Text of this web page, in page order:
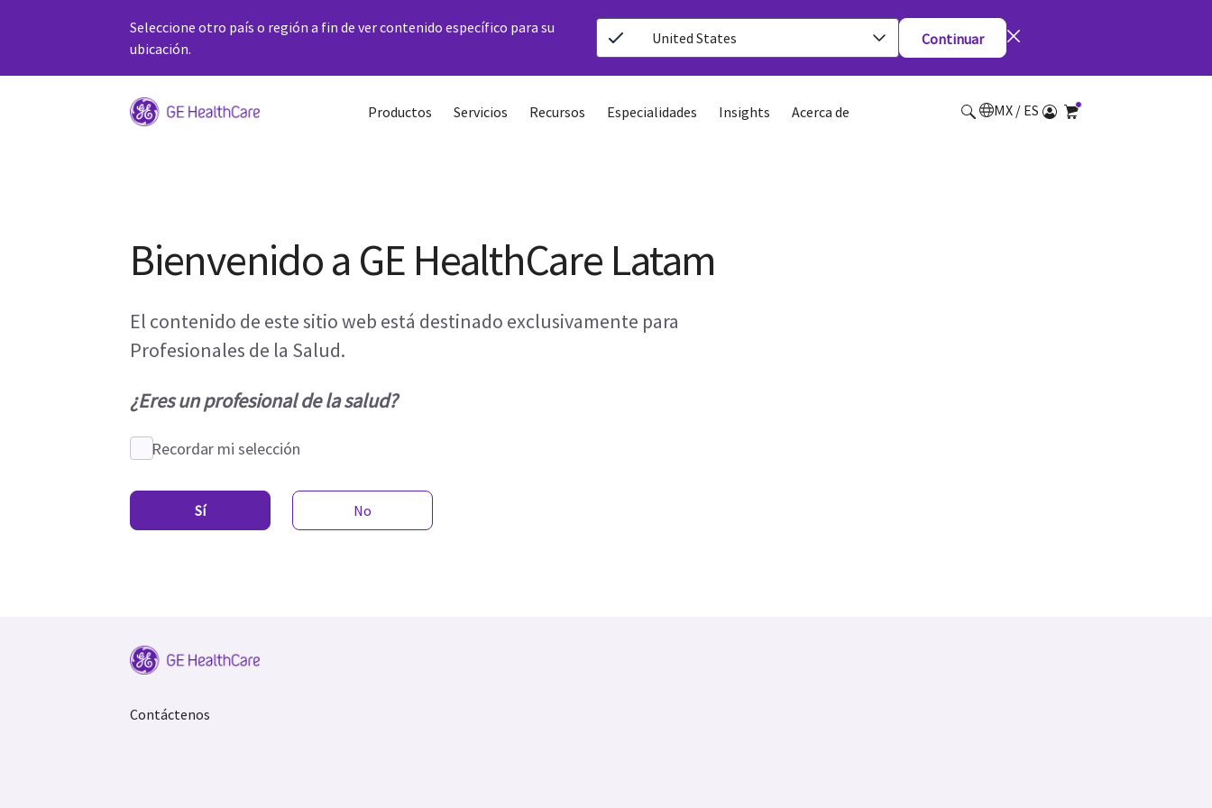
Seleccione otro país o región a fin de ver contenido específico para su
ubicación.
United States Continuar
Productos Servicios Recursos Especialidades Insights Acerca de MX / ES
Bienvenido a GE HealthCare Latam
El contenido de este sitio web está destinado exclusivamente para
Profesionales de la Salud.
¿Eres un profesional de la salud?
Recordar mi selección
Sí No
Contáctenos